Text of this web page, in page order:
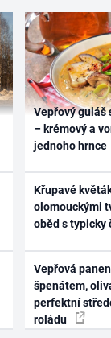
Vepřový guláš
– krémový a
jednoho hrnce
Křupavé
olomouckými
oběd s typicky
Vepřová
špenátem,
perfektní
roládu